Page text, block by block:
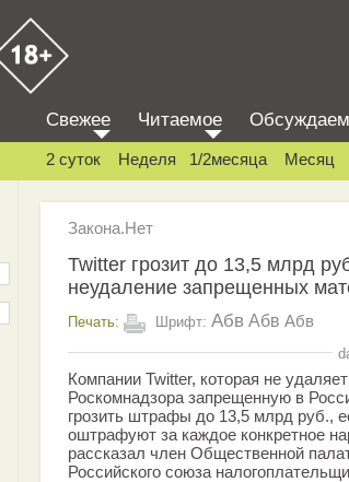
Свежее Читаемое
2 суток Неделя 1/2месяца Месяц
Закона.Нет
Twitter грозит до 13,5 млрд
неудаление запрещенных
Печать: Шрифт: Абв Абв Абв
Компании Twitter, которая не
Роскомнадзора запрещенную в
грозить штрафы до 13,5 млрд руб.,
оштрафуют за каждое конкретное
рассказал член Общественной
Российского союза